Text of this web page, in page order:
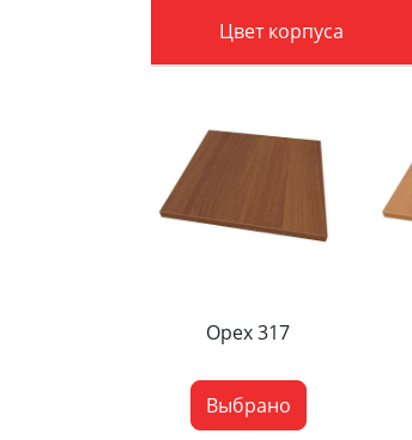
Цвет корпуса
Орех 317
Выбрано